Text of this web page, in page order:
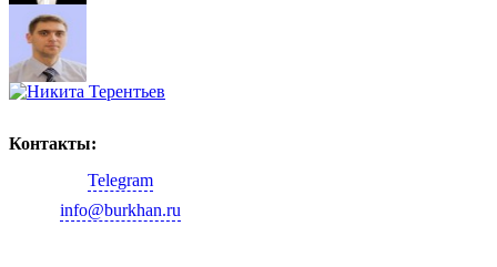
Контакты:
Telegram
info@burkhan.ru